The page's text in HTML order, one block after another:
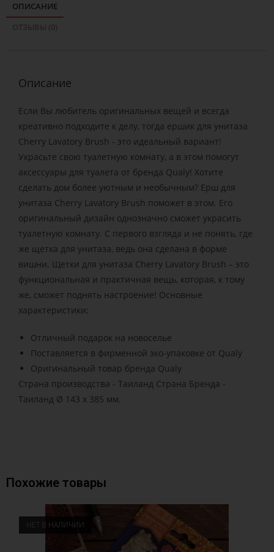
ОПИСАНИЕ
Описание
Если Вы любитель оригинальных вещей и всегда
креативно подходите к делу, тогда ершик для унитаза
Cherry Lavatory Brush - это идеальный вариант!
Украсьте свою туалетную комнату, а в этом помогут
аксессуары для туалета от бренда Qualy! Хотите
сделать дом более уютным и необычным? Ерш для
унитаза Cherry Lavatory Brush поможет в этом. Его
оригинальный дизайн однозначно сможет украсить
туалетную комнату. С первого взгляда и не понять, где
же щетка для унитаза, ведь она сделана в форме
вишни. Щетки для унитаза Cherry Lavatory Brush – это
функциональная и практичная вещь, которая, к тому
же, сможет поднять настроение! Основные
характеристики:
Отличный подарок на новоселье
Поставляется в фирменной эко-упаковке от Qualy
Оригинальный товар бренда Qualy
Страна производства - Таиланд Страна Бренда -
Таиланд Ø 143 x 385 мм.
Похожие товары
НЕТ В НАЛИЧИИ